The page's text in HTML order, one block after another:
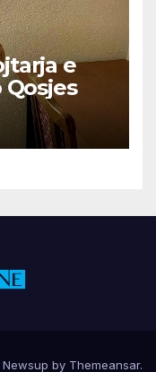
e
Newsup by Themeansar.